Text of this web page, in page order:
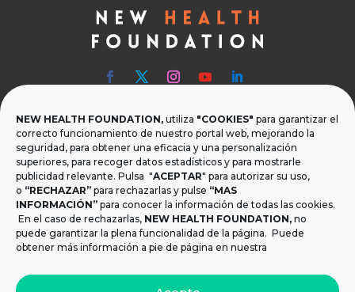
NEW HEALTH FOUNDATION, utiliza "COOKIES" para garantizar el
correcto funcionamiento de nuestro portal web, mejorando la
seguridad, para obtener una eficacia y una personalización
superiores, para recoger datos estadísticos y para mostrarle
publicidad relevante. Pulsa "ACEPTAR" para autorizar su uso,
o “RECHAZAR” para rechazarlas y pulse “MAS
INFORMACIÓN” para conocer la información de todas las cookies.
En el caso de rechazarlas, NEW HEALTH FOUNDATION, no
puede garantizar la plena funcionalidad de la página. Puede
obtener más información a pie de página en nuestra
 Teléfono
T.+34 954 219 597
 Dónde estamos
Calle Monsalves 35 Local 2. 41001, Sevilla.
España
 Email